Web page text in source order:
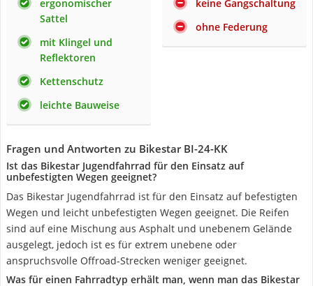
ergonomischer
Sattel
mit Klingel und
Reflektoren
Kettenschutz
leichte Bauweise
keine Gangschaltung
ohne Federung
Fragen und Antworten zu Bikestar BI-24-KK
Ist das Bikestar Jugendfahrrad für den Einsatz auf
unbefestigten Wegen geeignet?
Das Bikestar Jugendfahrrad ist für den Einsatz auf befestigten
Wegen und leicht unbefestigten Wegen geeignet. Die Reifen
sind auf eine Mischung aus Asphalt und unebenem Gelände
ausgelegt, jedoch ist es für extrem unebene oder
anspruchsvolle Offroad-Strecken weniger geeignet.
Was für einen Fahrradtyp erhält man, wenn man das Bikestar